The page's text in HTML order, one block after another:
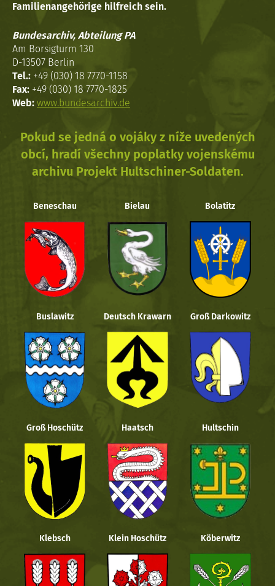
Familienangehörige hilfreich sein.
Bundesarchiv, Abteilung PA
Am Borsigturm 130
D-13507 Berlin
Tel.: +49 (030) 18 7770-1158
Fax: +49 (030) 18 7770-1825
Web: www.bundesarchiv.de
Pokud se jedná o vojáky z níže uvedených
obcí, hradí všechny poplatky vojenskému
archivu Projekt Hultschiner-Soldaten.
Beneschau Bielau Bolatitz
Buslawitz Deutsch Krawarn Groß Darkowitz
Groß Hoschütz Haatsch Hultschin
Klebsch Klein Hoschütz Köberwitz